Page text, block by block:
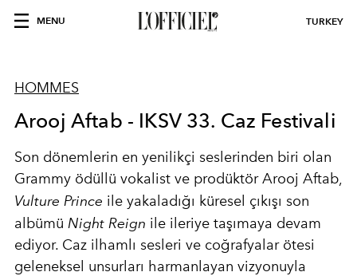
MENU TURKEY
HOMMES
Arooj Aftab - IKSV 33. Caz Festivali
Son dönemlerin en yenilikçi seslerinden biri olan
Grammy ödüllü vokalist ve prodüktör Arooj Aftab,
Vulture Prince ile yakaladığı küresel çıkışı son
albümü Night Reign ile ileriye taşımaya devam
ediyor. Caz ilhamlı sesleri ve coğrafyalar ötesi
geleneksel unsurları harmanlayan vizyonuyla